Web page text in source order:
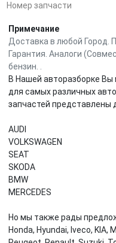
Номер запчасти
Примечание
Доставка в любой Город.
Гарантия. Аналоги
бензин. .
В Нашей авторазборке
для самых различных
запчастей представлены
AUDI
VOLKSWAGEN
SEAT
SKODA
BMW
MERCEDES
Но мы также рады
Honda, Hyundai, Iveco, KIA,